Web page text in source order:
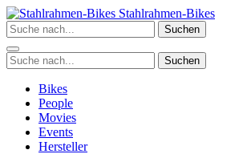
Zum
Inhalt
springen
Stahlrahmen-Bikes
Suchen
Suchen
Bikes
People
Movies
Events
Hersteller